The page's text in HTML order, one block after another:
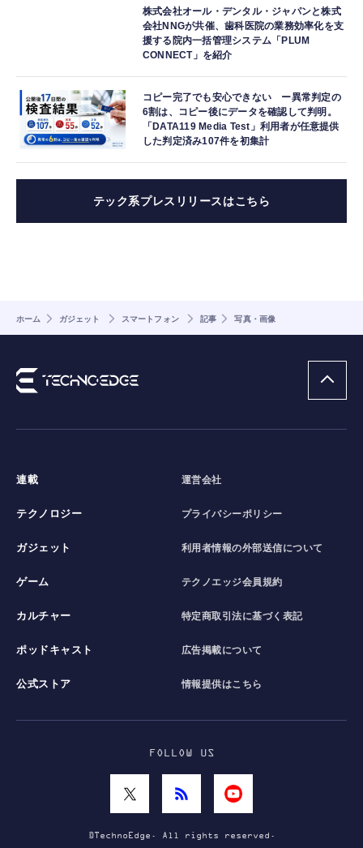
株式会社オール・デンタル・ジャパンと株式
会社NNGが共催、歯科医院の業務効率化を支
援する院内一括管理システム「PLUM
CONNECT」を紹介
コピー完了でも安心できない ー異常判定の
6割は、コピー後にデータを確認して判明。
「DATA119 Media Test」利用者が任意提供
した判定済み107件を初集計
テック系プレスリリースはこちら
ホーム ガジェット スマートフォン 記事 写真・画像
連載
テクノロジー
ガジェット
ゲーム
カルチャー
ポッドキャスト
公式ストア
運営会社
プライバシーポリシー
利用者情報の外部送信について
テクノエッジ会員規約
特定商取引法に基づく表記
広告掲載について
情報提供はこちら
FOLLOW US
©TechnoEdge. All rights reserved.